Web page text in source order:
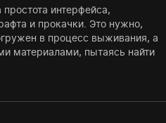
интерфейса,
и прокачки. Это нужно,
в процесс выживания, а
материалами, пытаясь найти